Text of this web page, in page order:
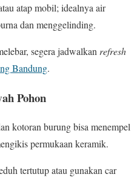
atap mobil; idealnya air
dan menggelinding.
segera jadwalkan refresh
Bandung.
Pohon
kotoran burung bisa menempel
permukaan keramik.
tertutup atau gunakan car